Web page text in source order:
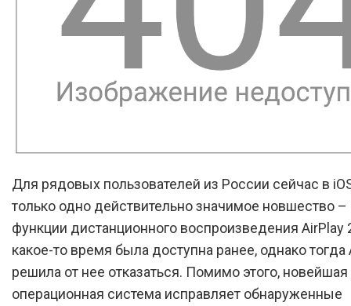
Для рядовых пользователей из России сейчас в
только одно действительно значимое новшество
функции дистанционного воспроизведения AirPlay
какое-то время была доступна ранее, однако тогда
решила от нее отказаться. Помимо этого, новейшая
операционная система исправляет обнаруженные